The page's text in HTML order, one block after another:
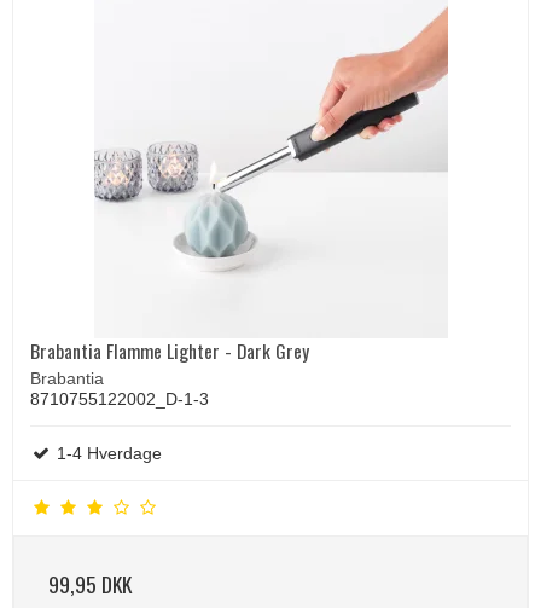
Brabantia Flamme Lighter - Dark Grey
Brabantia
8710755122002_D-1-3
1-4 Hverdage
99,95 DKK